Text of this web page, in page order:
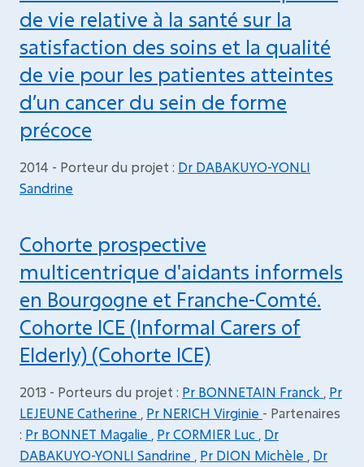
de vie relative à la santé sur la
satisfaction des soins et la qualité
de vie pour les patientes atteintes
d’un cancer du sein de forme
précoce
2014 - Porteur du projet : Dr DABAKUYO-YONLI
Sandrine
Cohorte prospective
multicentrique d'aidants informels
en Bourgogne et Franche-Comté.
Cohorte ICE (Informal Carers of
Elderly) (Cohorte ICE)
2013 - Porteurs du projet : Pr BONNETAIN Franck
Pr
LEJEUNE Catherine
Pr NERICH Virginie - Partenaires
: Pr BONNET Magalie Pr CORMIER Luc Dr
DABAKUYO-YONLI Sandrine
Pr DION Michèle
Dr